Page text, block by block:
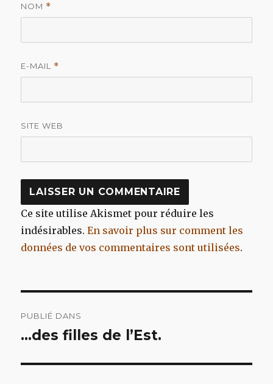
NOM *
E-MAIL *
SITE WEB
Ce site utilise Akismet pour réduire les
indésirables.En savoir plus sur comment les
données de vos commentaires sont utilisées.
de
PUBLIÉ DANS
…des filles de l’Est.